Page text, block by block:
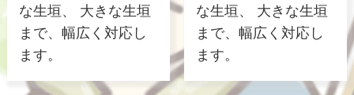
な生垣、 大きな生垣
まで、幅広く対応し
ます。
な生垣、 大きな生垣
まで、幅広く対応し
ます。